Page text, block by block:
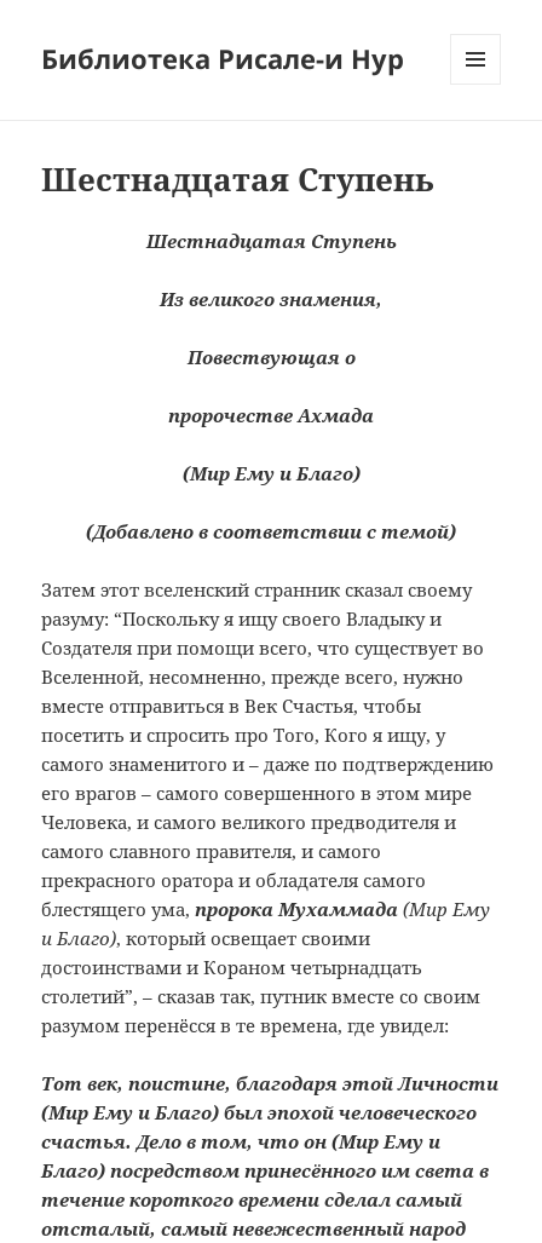
Библиотека Рисале-и Нур
Шестнадцатая Ступень
Шестнадцатая Ступень
Из великого знамения,
Повествующая о
пророчестве Ахмада
(Мир Ему и Благо)
(Добавлено в соответствии с темой)
Затем этот вселенский странник сказал своему
разуму: “Поскольку я ищу своего Владыку и
Создателя при помощи всего, что существует во
Вселенной, несомненно, прежде всего, нужно
вместе отправиться в Век Счастья, чтобы
посетить и спросить про Того, Кого я ищу, у
самого знаменитого и – даже по подтверждению
его врагов – самого совершенного в этом мире
Человека, и самого великого предводителя и
самого славного правителя, и самого
прекрасного оратора и обладателя самого
блестящего ума,пророка Мухаммада (Мир Ему
и Благо), который освещает своими
достоинствами и Кораном четырнадцать
столетий”, – сказав так, путник вместе со своим
разумом перенёсся в те времена, где увидел:
Тот век, поистине, благодаря этой Личности
(Мир Ему и Благо) был эпохой человеческого
счастья. Дело в том, что он (Мир Ему и
Благо) посредством принесённого им света в
течение короткого времени сделал самый
отсталый, самый невежественный народ